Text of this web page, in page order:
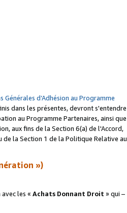
Générales d’Adhésion au Programme
dans les présentes, devront s'entendre
au Programme Partenaires, ainsi que
aux fins de la Section 6(a) de l'Accord,
la Section 1 de la Politique Relative au
»)
les « Achats Donnant Droit » qui –